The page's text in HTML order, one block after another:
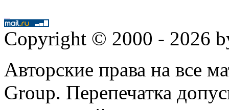
Copyright © 2000 - 2026
Авторские права на все
Group. Перепечатка